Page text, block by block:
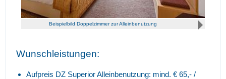
Beispielbild Doppelzimmer zur Alleinbenutzung
Wunschleistungen:
Aufpreis DZ Superior Alleinbenutzung: mind. € 65,- /